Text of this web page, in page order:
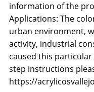
information of the
Applications: The
urban environment,
activity, industrial
caused this particular
step instructions
https://